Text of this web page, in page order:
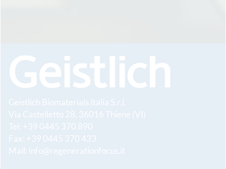
Geistlich Biomaterials Italia S.r.l.
Via Castelletto 28, 36016 Thiene (VI)
Tel: +39 0445 370 890
Fax: +39 0445 370 433
Mail: info@regenerationfocus.it